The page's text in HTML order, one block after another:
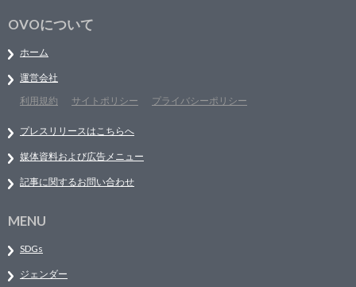
OVOについて
ホーム
運営会社
利用規約
サイトポリシー プライバシーポリシー
プレスリリースはこちらへ
媒体資料および広告メニュー
記事に関するお問い合わせ
MENU
SDGs
ジェンダー